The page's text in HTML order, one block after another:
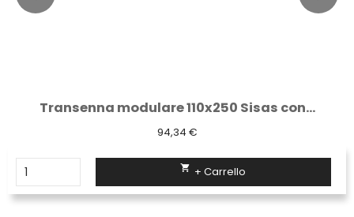
Transenna modulare 110x250 Sisas con...
94,34 €
 + Carrello